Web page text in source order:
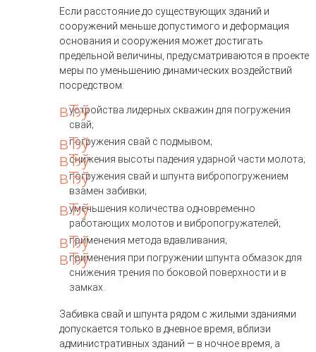
Если расстояние до существующих зданий и
сооружений меньше допустимого и деформация
основания и сооружения может достигать
предельной величины, предусматриваются в проекте
меры по уменьшению динамических воздействий
посредством:
устройства лидерных скважин для погружения
свай;
погружения свай с подмывом;
снижения высоты падения ударной части молота;
погружения свай и шпунта вибропогружением
взамен забивки;
уменьшения количества одновременно
работающих молотов и вибропогружателей;
применения метода вдавливания;
применения при погружении шпунта обмазок для
снижения трения по боковой поверхности и в
замках.
Забивка свай и шпунта рядом с жилыми зданиями
допускается только в дневное время, вблизи
административных зданий — в ночное время, а